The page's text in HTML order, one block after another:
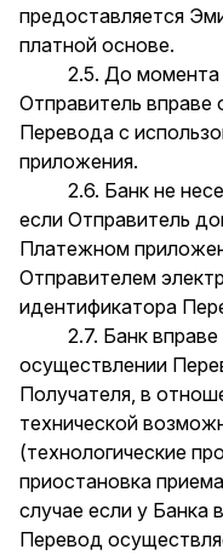
предоставляется
платной основе.
2.5. До
Отправитель вправе
Перевода с
приложения.
2.6. Банк не
если Отправитель
Платежном
Отправителем
идентификатора
2.7. Банк
осуществлении
Получателя, в
технической
(технологические
приостановка
случае если у Банка
Перевод